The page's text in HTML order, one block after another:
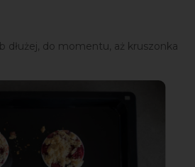
dłużej, do momentu, aż kruszonka